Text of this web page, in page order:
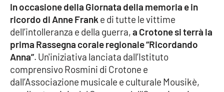
LA
CALABRIAVISIONE
Destinazioni
Eventi
In occasione della Giornata della memoria e in
ricordo di Anne Frank e di tutte le vittime
dell’intolleranza e della guerra,a Crotone si terrà la
prima Rassegna corale regionale “Ricordando
Anna”. Un'iniziativa lanciata dall’Istituto
comprensivo Rosmini di Crotone e
dall’Associazione musicale e culturale Mousikè,